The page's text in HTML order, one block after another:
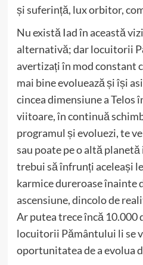
și suferință, lux orbitor,
Nu există Iad în această
alternativă; dar locuitorii
avertizați în mod constant
mai bine evoluează și își
cincea dimensiune a Telos
viitoare, în continuă
programul și evoluezi, te
sau poate pe o altă
trebui să înfrunți aceleași
karmice dureroase înainte
ascensiune, dincolo de
Ar putea trece încă 10.000
locuitorii Pământului li se
oportunitatea de a evolua